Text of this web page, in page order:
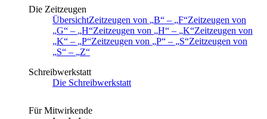
Die Zeitzeugen
ÜbersichtZeitzeugen von B – F Zeitzeugen von
G
– H Zeitzeugen von H – K Zeitzeugen von
K
– P Zeitzeugen von P – S Zeitzeugen von
S
–
Z
Schreibwerkstatt
Die Schreibwerkstatt
Für Mitwirkende